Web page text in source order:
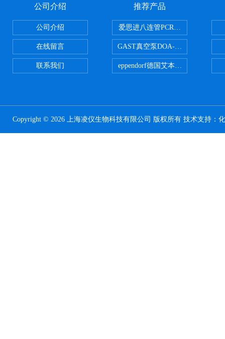
公司介绍
公司介绍
在线留言
联系我们
推荐产品
爱思进八连管PCR-0208-C
GAST真空泵DOA-P504-BN
eppendorf德国艾本德台式高速离
Copyright © 2026 上海凌仪生物科技有限公司 版权所有 技术支持：